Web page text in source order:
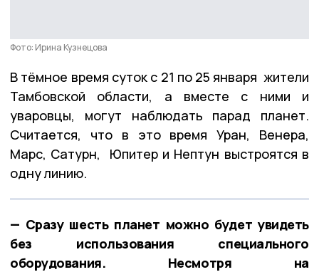
Фото: Ирина Кузнецова
В тёмное время суток с 21 по 25 января жители
Тамбовской области, а вместе с ними и
уваровцы, могут наблюдать парад планет.
Считается, что в это время Уран, Венера,
Марс, Сатурн, Юпитер и Нептун выстроятся в
одну линию.
— Сразу шесть планет можно будет увидеть
без использования специального
оборудования. Несмотря на